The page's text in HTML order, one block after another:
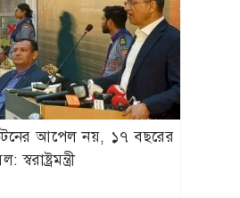
আপেল নয়, ১৭ বছরের